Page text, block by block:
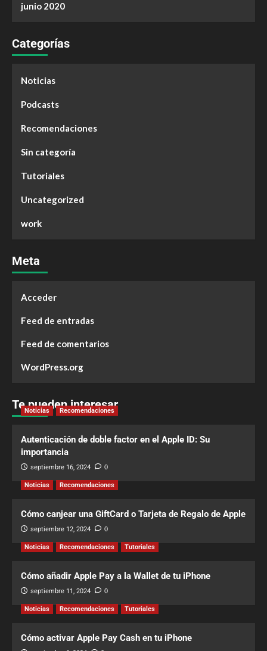
junio 2020
Categorías
Noticias
Podcasts
Recomendaciones
Sin categoría
Tutoriales
Uncategorized
work
Meta
Acceder
Feed de entradas
Feed de comentarios
WordPress.org
Te pueden interesar
Noticias Recomendaciones
Autenticación de doble factor en el Apple ID: Su
importancia
septiembre 16, 2024 0
Noticias Recomendaciones
Cómo canjear una GiftCard o Tarjeta de Regalo de Apple
septiembre 12, 2024 0
Noticias Recomendaciones Tutoriales
Cómo añadir Apple Pay a la Wallet de tu iPhone
septiembre 11, 2024 0
Noticias Recomendaciones Tutoriales
Cómo activar Apple Pay Cash en tu iPhone